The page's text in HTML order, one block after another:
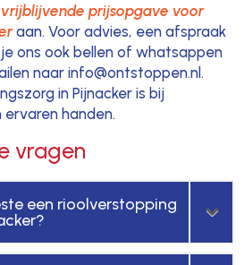
vrijblijvende prijsopgave voor
aan. Voor advies, een afspraak
ons ook bellen of whatsappen
naar info@ontstoppen.nl.
in Pijnacker is bij
handen.
vragen
een rioolverstopping